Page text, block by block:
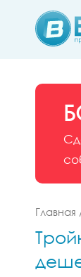
Главная